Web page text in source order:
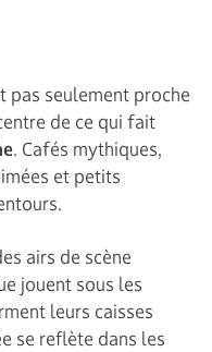
pas seulement proche
de ce qui fait
. Cafés mythiques,
et petits
airs de scène
jouent sous les
leurs caisses
se reflète dans les